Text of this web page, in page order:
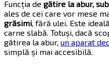
Funcția de gătire la abur,
ales de cei care vor mese
grăsimi , fără ulei. Este
carne slabă. Totuși, dacă
gătirea la abur, un aparat
simplă și mai accesibilă.